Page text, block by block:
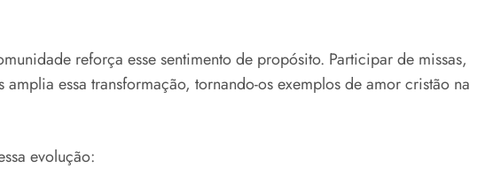
reforça esse sentimento de propósito. Participar de missas,
essa transformação, tornando-os exemplos de amor cristão na
evolução: